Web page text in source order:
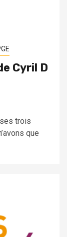
Cyril D
trois
que